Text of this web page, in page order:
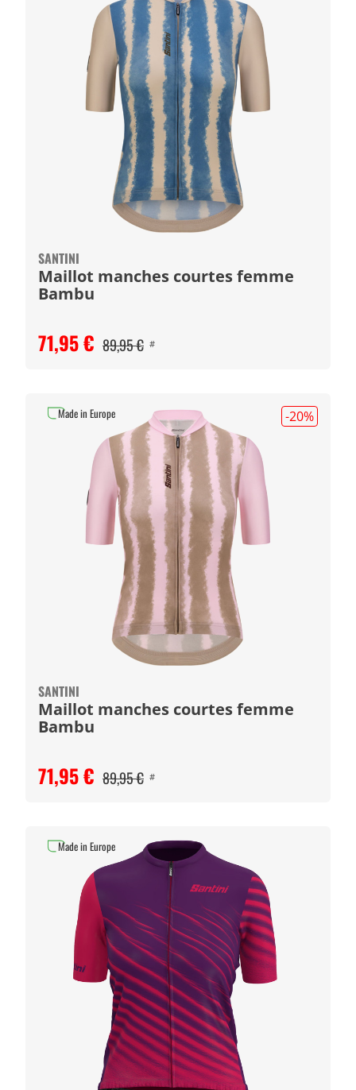
SANTINI
Maillot manches courtes femme
Bambu
71,95 € 89,95 € #
-20%
SANTINI
Maillot manches courtes femme
Bambu
71,95 € 89,95 € #
Made in Europe
Made in Europe